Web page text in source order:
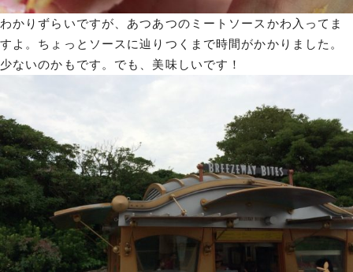
わかりずらいですが、あつあつのミートソースかわ入ってま
すよ。ちょっとソースに辿りつくまで時間がかかりました。
少ないのかもです。でも、美味しいです！